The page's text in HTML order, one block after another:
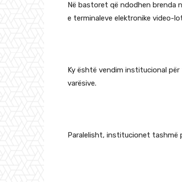
Në bastoret që ndodhen brenda
e terminaleve elektronike video-
Ky është vendim institucional
varësive.
Paralelisht, institucionet tashmë